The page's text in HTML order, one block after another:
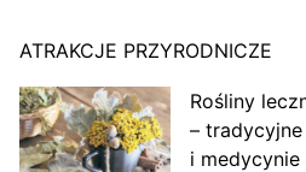
ATRAKCJE PRZYRODNICZE
Rośliny
–
i medycynie